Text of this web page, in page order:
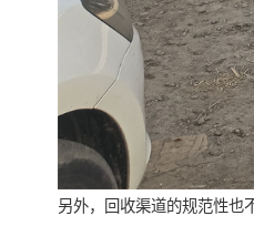
另外，回收渠道的规范性也